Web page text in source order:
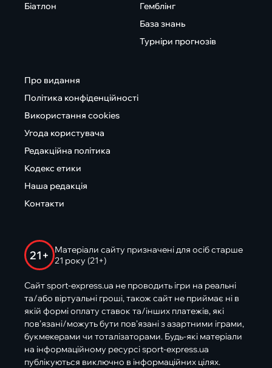
Біатлон
Гемблінг
База знань
Турніри прогнозів
Про видання
Політика конфіденційності
Використання cookies
Угода користувача
Редакційна політика
Кодекс етики
Наша редакція
Контакти
21+
Матеріали сайту призначені для осіб старше
21 року (21+)
Сайт sport-express.ua не проводить ігри на реальні
та/або віртуальні гроші, також сайт не приймає ні в
якій формі оплату ставок та/інших платежів, які
пов’язані/можуть бути пов’язані з азартними іграми,
букмекерами чи тоталізаторами. Будь-які матеріали
на інформаційному ресурсі sport-express.ua
публікуються виключно в інформаційних цілях.